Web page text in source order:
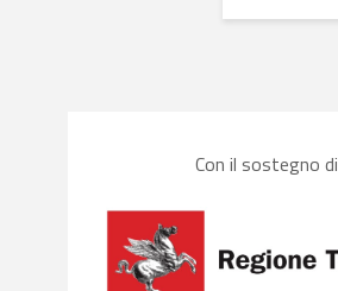
Con il sostegno di